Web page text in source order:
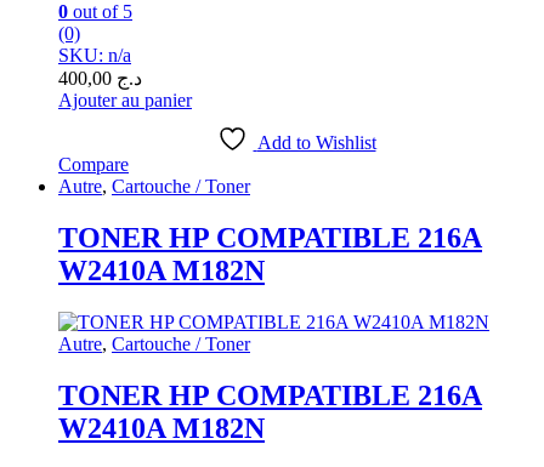
0 out of 5
(0)
SKU: n/a
د.ج
Ajouter au panier
Add to Wishlist
Compare
Autre, Cartouche / Toner
TONER HP COMPATIBLE 216A
W2410A M182N
Autre, Cartouche / Toner
TONER HP COMPATIBLE 216A
W2410A M182N